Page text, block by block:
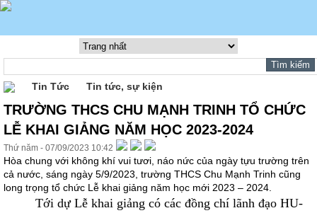
Tin Tức Tin tức, sự kiện
TRƯỜNG THCS CHU MẠNH TRINH TỔ CHỨC
LỄ KHAI GIẢNG NĂM HỌC 2023-2024
Thứ năm - 07/09/2023 10:42
Hòa chung với không khí vui tươi, náo nức của ngày tựu trường trên
cả nước, sáng ngày 5/9/2023, trường THCS Chu Mạnh Trinh cũng
long trọng tổ chức Lễ khai giảng năm học mới 2023 – 2024.
Tới dự Lễ khai giảng có các đồng chí lãnh đạo HU-